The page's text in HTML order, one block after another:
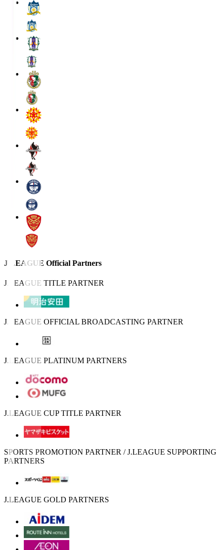
J.LEAGUE Official Partners
J.LEAGUE TITLE PARTNER
J.LEAGUE OFFICIAL BROADCASTING PARTNER
J.LEAGUE PLATINUM PARTNERS
J.LEAGUE CUP TITLE PARTNER
SPORTS PROMOTION PARTNER / J.LEAGUE SUPPORTING
PARTNERS
J.LEAGUE GOLD PARTNERS